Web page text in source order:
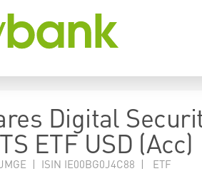
Digital
ETF USD (Acc)
| ISIN IE00BG0J4C88 | ETF